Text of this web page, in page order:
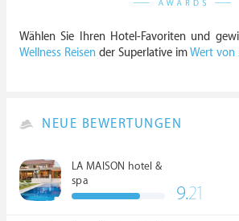
Wählen Sie Ihren Hotel-Favoriten und
Wellness Reisen der Superlative imWert von
NEUE BEWERTUNGEN
LA MAISON hotel &
spa
9.21